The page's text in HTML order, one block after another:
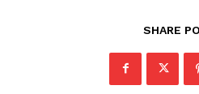
SHARE